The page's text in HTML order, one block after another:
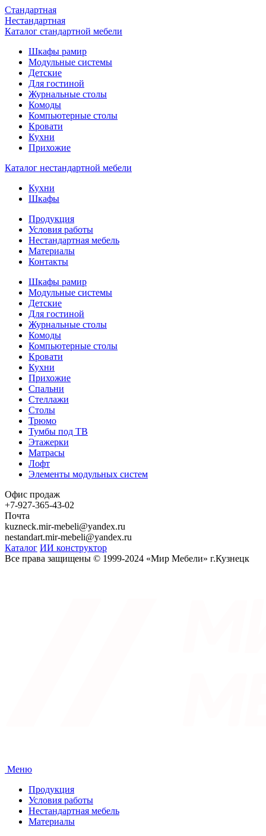
Стандартная
Нестандартная
Каталог стандартной мебели
Шкафы рамир
Модульные системы
Детские
Для гостиной
Журнальные столы
Комоды
Компьютерные столы
Кровати
Кухни
Прихожие
Каталог нестандартной мебели
Кухни
Шкафы
Продукция
Условия работы
Нестандартная мебель
Материалы
Контакты
Шкафы рамир
Модульные системы
Детские
Для гостиной
Журнальные столы
Комоды
Компьютерные столы
Кровати
Кухни
Прихожие
Спальни
Стеллажи
Столы
Трюмо
Тумбы под ТВ
Этажерки
Матрасы
Лофт
Элементы модульных систем
Офис продаж
+7-927-365-43-02
Почта
kuzneck.mir-mebeli@yandex.ru
nestandart.mir-mebeli@yandex.ru
Каталог ИИ конструктор
Все права защищены © 1999-2024 «Мир Мебели» г.Кузнецк
Меню
Продукция
Условия работы
Нестандартная мебель
Материалы